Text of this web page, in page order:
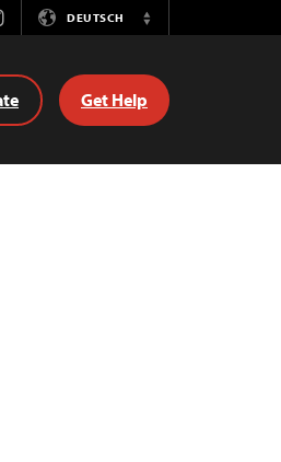
DEUTSCH
Switch
Get Help